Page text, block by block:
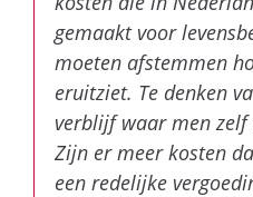
gemaakt voor
moeten afstemmen
eruitziet. Te denken
verblijf waar men zelf
Zijn er meer kosten
een redelijke